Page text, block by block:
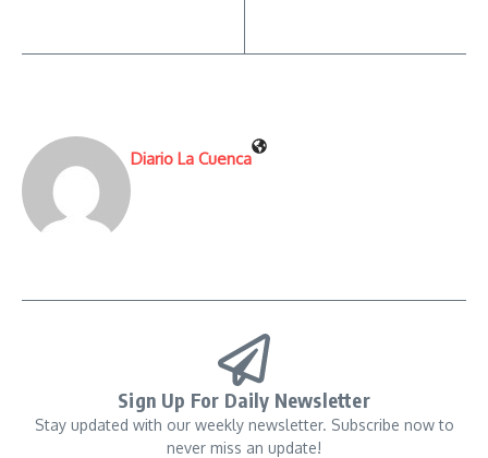
Diario La Cuenca
Sign Up For Daily Newsletter
Stay updated with our weekly newsletter. Subscribe now to
never miss an update!